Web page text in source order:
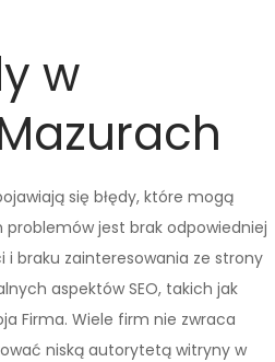
w
się błędy, które mogą
problemów jest brak odpowiedniej
i braku zainteresowania ze strony
aspektów SEO, takich jak
Firma. Wiele firm nie zwraca
niską autorytetą witryny w